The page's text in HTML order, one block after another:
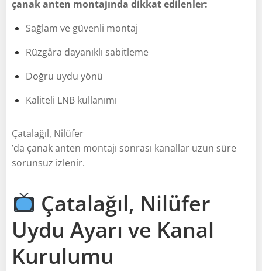
çanak anten montajında dikkat edilenler:
Sağlam ve güvenli montaj
Rüzgâra dayanıklı sabitleme
Doğru uydu yönü
Kaliteli LNB kullanımı
Çatalağıl, Nilüfer
’da çanak anten montajı sonrası kanallar uzun süre
sorunsuz izlenir.
Çatalağıl, Nilüfer
Uydu Ayarı ve Kanal
Kurulumu